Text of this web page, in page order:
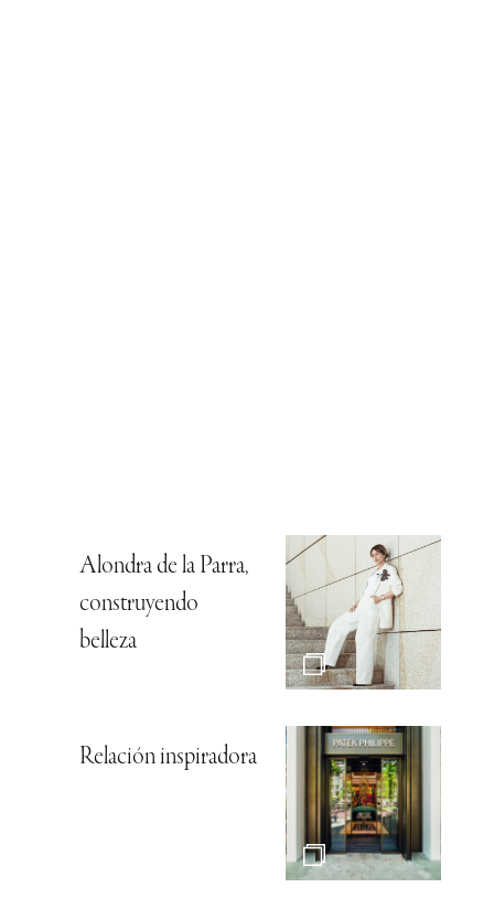
Alondra de la Parra,
construyendo
belleza
Relación inspiradora